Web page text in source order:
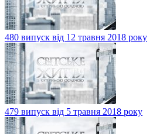
480 випуск від 12 травня 2018 року
479 випуск від 5 травня 2018 року